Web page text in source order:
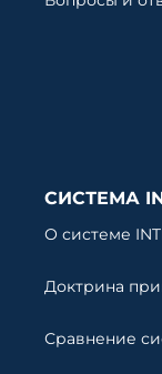
СИСТЕМА
О системе
Доктрина
Сравнение